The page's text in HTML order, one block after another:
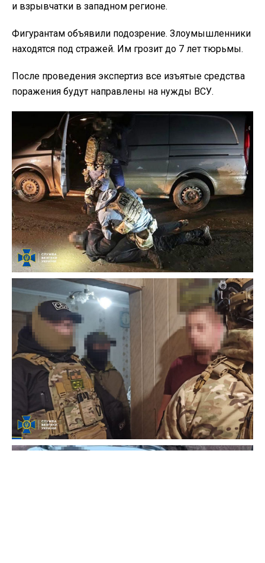
и взрывчатки в западном регионе.
Фигурантам объявили подозрение. Злоумышленники
находятся под стражей. Им грозит до 7 лет тюрьмы.
После проведения экспертиз все изъятые средства
поражения будут направлены на нужды ВСУ.